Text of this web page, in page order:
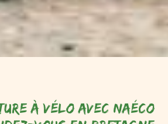
à vélo avec Naéco